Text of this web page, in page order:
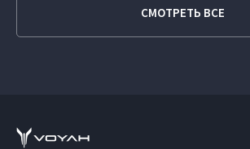
СМОТРЕТЬ ВСЕ